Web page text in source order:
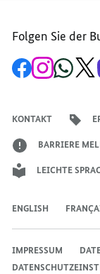
Folgen Sie der
Zur
Facebook-
ZumZum
KONTAKT
BARRIERE
LEICHTE
ENGLISH
IMPRESSUM